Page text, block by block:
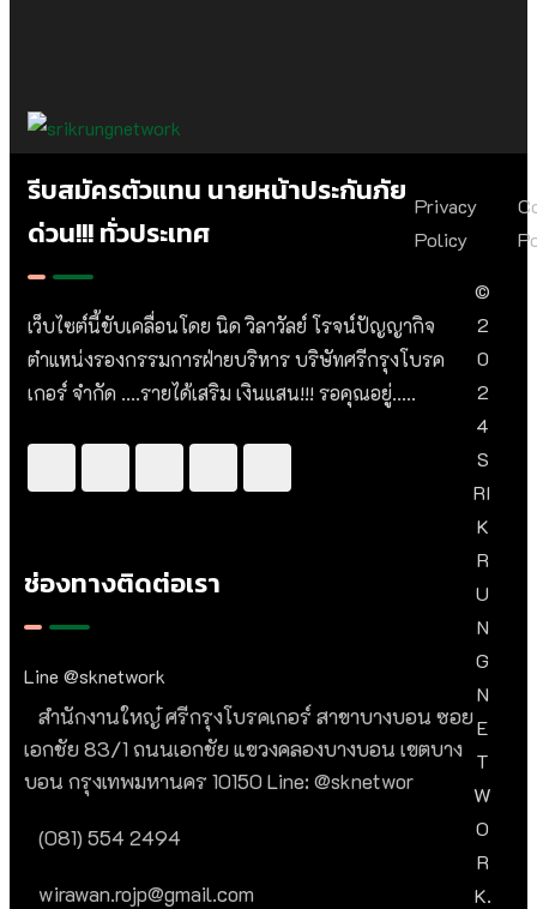
รีบสมัครตัวแทน นายหน้าประกันภัย
ด่วน!!! ทั่วประเทศ
เว็บไซต์นี้ขับเคลื่อนโดย นิด วิลาวัลย์​ โรจน์ปัญญากิจ
ตำแหน่งรองกรรมการฝ่ายบริหาร บริษัทศรีกรุงโบรค
เกอร์ จำกัด ....รายได้เสริม เงินแสน!!! รอคุณอยู่.....
ช่องทางติดต่อเรา
Line @sknetwork
สำนักงานใหญ๋ ศรีกรุงโบรคเกอร์ สาขาบางบอน ซอย
เอกชัย 83/1 ถนนเอกชัย แขวงคลองบางบอน เขตบาง
บอน กรุงเทพมหานคร 10150 Line: @sknetwor
(081) 554 2494​
wirawan.rojp@gmail.com
Privacy
Policy
©
2
0
2
4
S
RI
K
R
U
N
G
N
E
T
W
O
R
K.